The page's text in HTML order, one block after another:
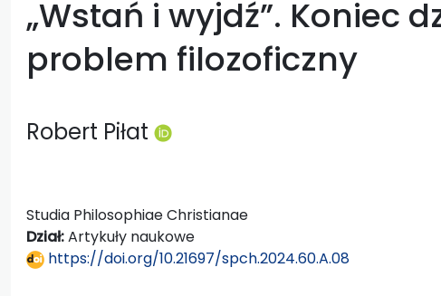
„Wstań i wyjdź”. Koniec
problem filozoficzny
Robert Piłat
Studia Philosophiae Christianae
Dział:Artykuły naukowe
https://doi.org/10.21697/spch.2024.60.A.08